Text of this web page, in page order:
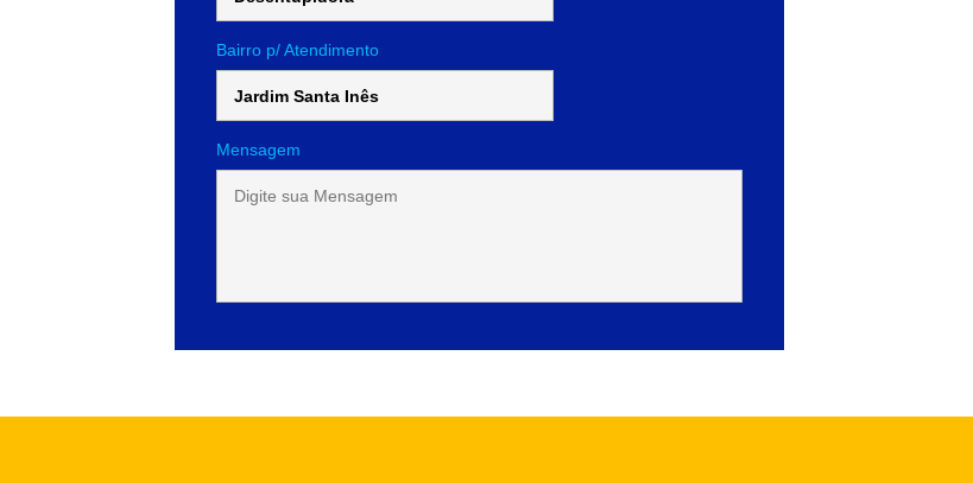
Bairro p/ Atendimento
Mensagem